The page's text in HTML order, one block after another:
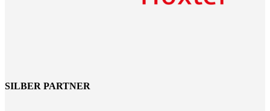
SILBER PARTNER